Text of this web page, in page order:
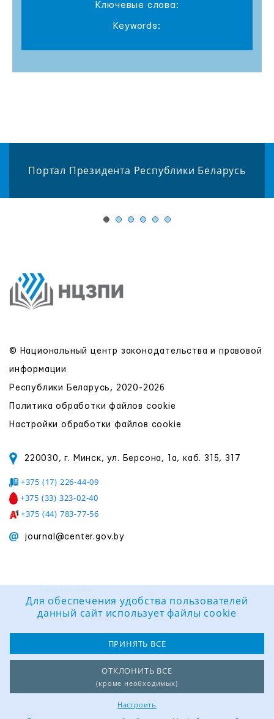
Ключевые слова:
Keywords:
Портал Президента Республики Беларусь
© Национальный центр законодательства и правовой
информации
Республики Беларусь, 2020-2026
Политика обработки файлов cookie
Настройки обработки файлов cookie
220030, г. Минск, ул. Берсона, 1а, каб. 315, 317
+375 (17) 226-44-09
+375 (33) 323-02-40
+375 (44) 783-77-56
journal@center.gov.by
поддержка сайта:
Группа компаний
«ЦВР «ОКТЯБРЬСКИЙ»
Для обеспечения удобства пользователей
данный сайт использует файлы cookie
ПРИНЯТЬ ВСЕ
ОТКЛОНИТЬ ВСЕ
(кроме необходимых)
Настроить